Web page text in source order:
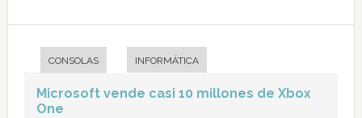
CONSOLAS INFORMÁTICA
Microsoft vende casi 10 millones de Xbox
One